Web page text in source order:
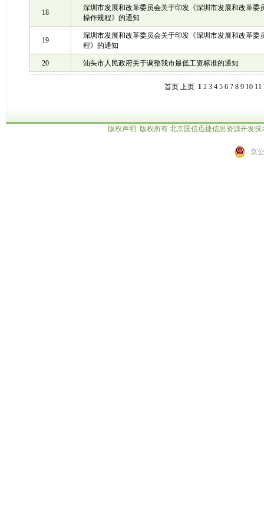
18
深圳市发展和改革委员会关于印发《深圳市发展和改革委
操作规程》的通知
19
深圳市发展和改革委员会关于印发《深圳市发展和改革委
程》的通知
20 汕头市人民政府关于调整我市最低工资标准的通知
首页 上页 1 2 3 4 5 6 7 8 9 10 11
版权声明: 版权所有 北京国信迅捷信息资源开发
京